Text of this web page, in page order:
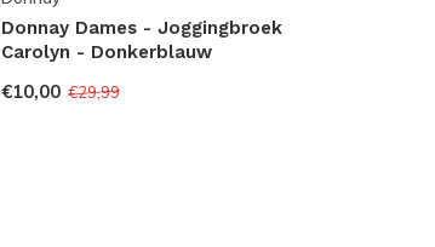
Donnay Dames - Joggingbroek
Carolyn - Donkerblauw
€10,00 €29,99